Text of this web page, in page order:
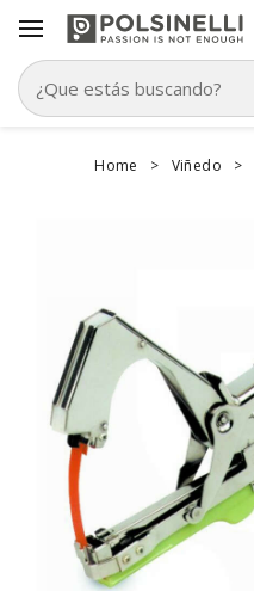
Home > Viñedo >